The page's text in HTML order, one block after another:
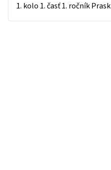
1. kolo 1. časť 1. ročník Prask